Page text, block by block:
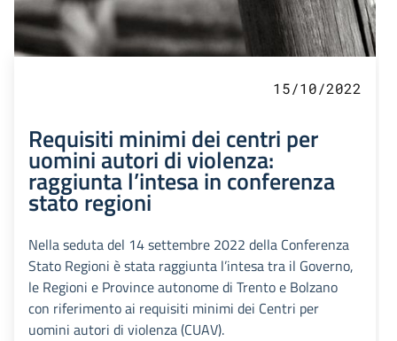
15/10/2022
Requisiti minimi dei centri per
uomini autori di violenza:
raggiunta l’intesa in conferenza
stato regioni
Nella seduta del 14 settembre 2022 della Conferenza
Stato Regioni è stata raggiunta l’intesa tra il Governo,
le Regioni e Province autonome di Trento e Bolzano
con riferimento ai requisiti minimi dei Centri per
uomini autori di violenza (CUAV).